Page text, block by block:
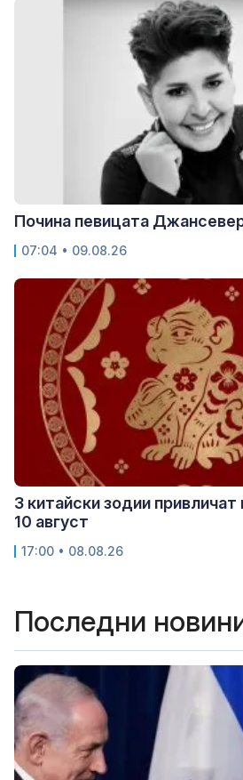
Почина певицата
07:04 • 09.08.26
3 китайски зодии
10 август
17:00 • 08.08.26
Последни